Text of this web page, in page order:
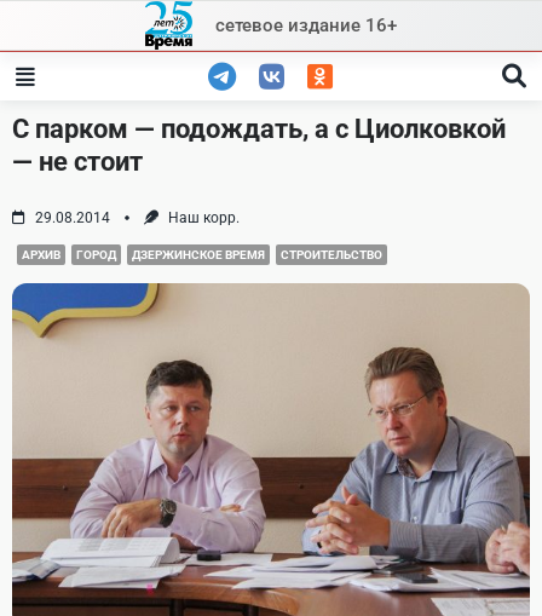
content
сетевое издание 16+
С парком — подождать, а с Циолковкой
— не стоит
29.08.2014 Наш корр.
АРХИВ ГОРОД ДЗЕРЖИНСКОЕ ВРЕМЯ СТРОИТЕЛЬСТВО